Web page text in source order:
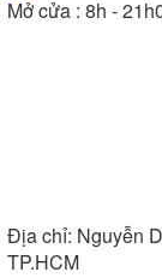
Mở cửa : 8h -
Địa chỉ: Nguyễn
TP.HCM